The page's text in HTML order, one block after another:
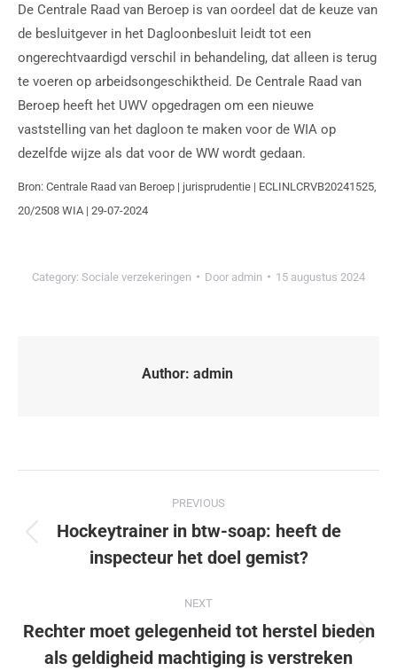
De Centrale Raad van Beroep is van oordeel dat de keuze van
de besluitgever in het Dagloonbesluit leidt tot een
ongerechtvaardigd verschil in behandeling, dat alleen is terug
te voeren op arbeidsongeschiktheid. De Centrale Raad van
Beroep heeft het UWV opgedragen om een nieuwe
vaststelling van het dagloon te maken voor de WIA op
dezelfde wijze als dat voor de WW wordt gedaan.
Bron: Centrale Raad van Beroep | jurisprudentie | ECLINLCRVB20241525,
20/2508 WIA | 29-07-2024
Category: Sociale verzekeringen Door admin 15 augustus 2024
Author: admin
PREVIOUS
Hockeytrainer in btw-soap: heeft de
inspecteur het doel gemist?
NEXT
Rechter moet gelegenheid tot herstel bieden
als geldigheid machtiging is verstreken